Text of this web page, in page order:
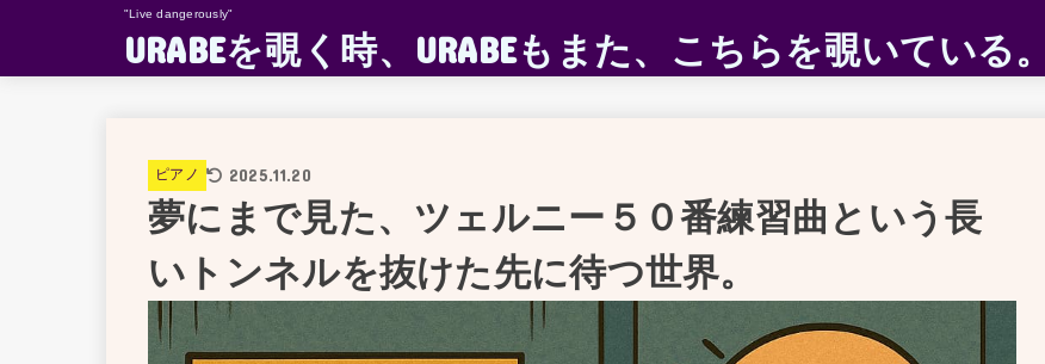
"Live dangerously"
URABEを覗く時、URABEもまた、こちらを覗いている。
ピアノ 2025.11.20
夢にまで見た、ツェルニー５０番練習曲という長
いトンネルを抜けた先に待つ世界。